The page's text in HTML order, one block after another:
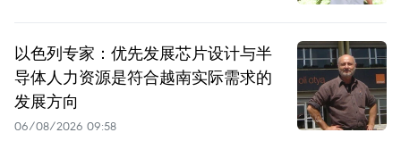
以色列专家：优先发展芯片设计与半
导体人力资源是符合越南实际需求的
发展方向
06/08/2026 09:58